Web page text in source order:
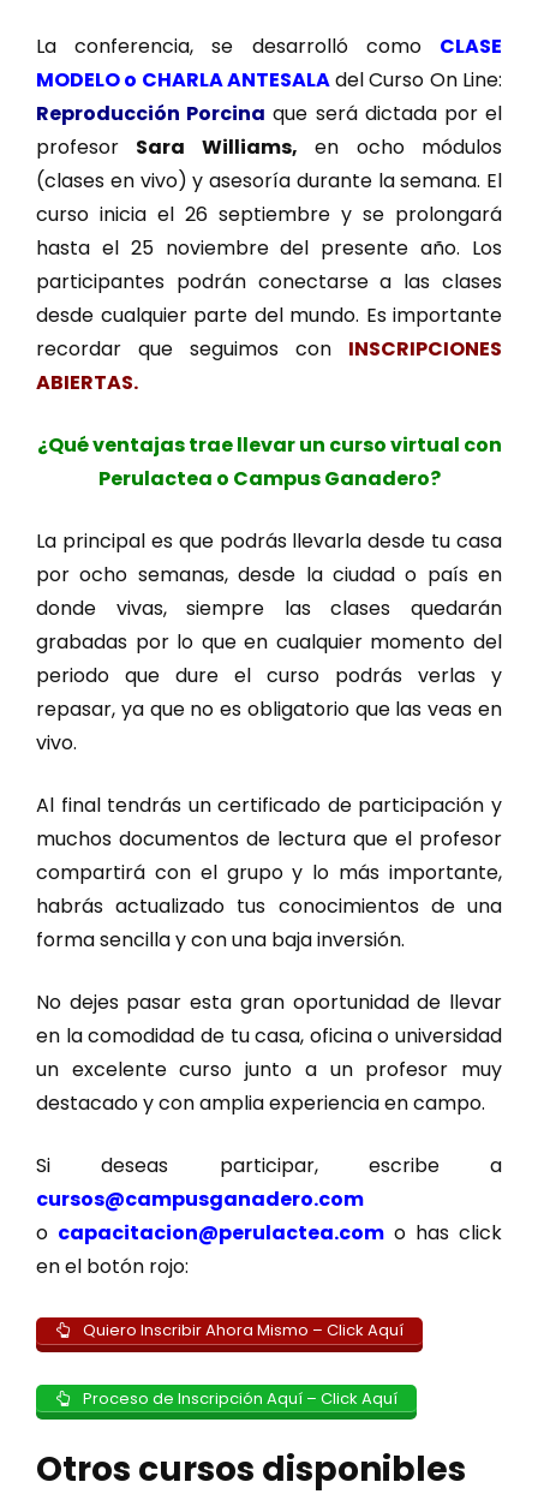
La conferencia, se desarrolló como CLASE
MODELO o CHARLA ANTESALAdel Curso On Line:
Reproducción Porcina que será dictada por el
profesor Sara Williams, en ocho módulos
(clases en vivo) y asesoría durante la semana. El
curso inicia el 26 septiembre y se prolongará
hasta el 25 noviembre del presente año. Los
participantes podrán conectarse a las clases
desde cualquier parte del mundo. Es importante
recordar que seguimos con INSCRIPCIONES
ABIERTAS.
¿Qué ventajas trae llevar un curso virtual con
Perulactea o Campus Ganadero?
La principal es que podrás llevarla desde tu casa
por ocho semanas, desde la ciudad o país en
donde vivas, siempre las clases quedarán
grabadas por lo que en cualquier momento del
periodo que dure el curso podrás verlas y
repasar, ya que no es obligatorio que las veas en
vivo.
Al final tendrás un certificado de participación y
muchos documentos de lectura que el profesor
compartirá con el grupo y lo más importante,
habrás actualizado tus conocimientos de una
forma sencilla y con una baja inversión.
No dejes pasar esta gran oportunidad de llevar
en la comodidad de tu casa, oficina o universidad
un excelente curso junto a un profesor muy
destacado y con amplia experiencia en campo.
Si deseas participar, escribe a
cursos@campusganadero.com
o capacitacion@perulactea.com o has click
en el botón rojo:
Quiero Inscribir Ahora Mismo – Click Aquí
Proceso de Inscripción Aquí – Click Aquí
Otros cursos disponibles